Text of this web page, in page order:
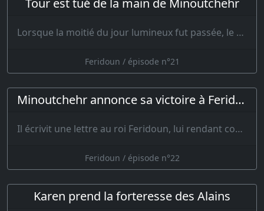
Tour est tué de la main de Minoutchehr
Lorsque la moitié du jour lumineux fut passée, le cœur des deux braves brûlait d…
Feridoun / épisode n°21
Minoutchehr annonce sa victoire à Feridoun
Il écrivit une lettre au roi Feridoun, lui rendant compte des événements heu…
Feridoun / épisode n°22
Karen prend la forteresse des Alains